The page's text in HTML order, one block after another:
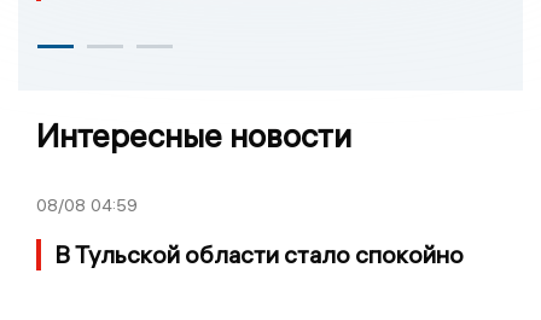
Интересные новости
08/08 04:59
В Тульской области стало спокойно